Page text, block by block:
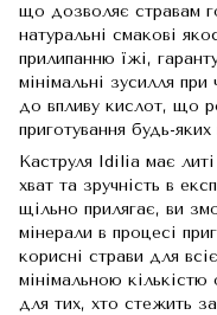
що дозволяє стравам
натуральні смакові
прилипанню їжі,
мінімальні зусилля
до впливу кислот, що
приготування будь-яких
Каструля Idilia має
хват та зручність в
щільно прилягає, ви
мінерали в процесі
корисні страви для
мінімальною кількістю
для тих, хто стежить